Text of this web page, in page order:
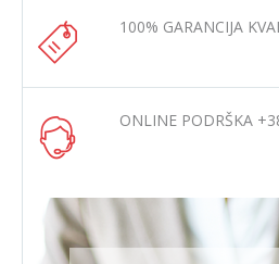
100% GARANCIJA
ONLINE PODRŠKA